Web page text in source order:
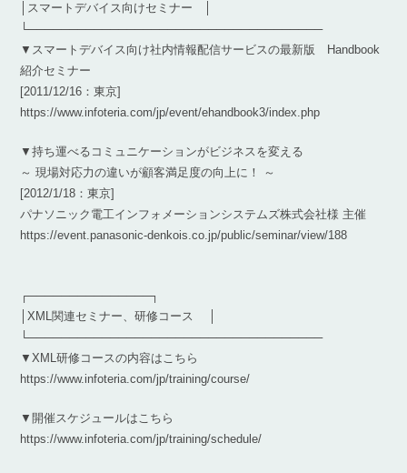
│スマートデバイス向けセミナー │
└────────────────────────────────────
▼スマートデバイス向け社内情報配信サービスの最新版 Handbook
紹介セミナー
[2011/12/16：東京]
https://www.infoteria.com/jp/event/ehandbook3/index.php
▼持ち運べるコミュニケーションがビジネスを変える
～ 現場対応力の違いが顧客満足度の向上に！ ～
[2012/1/18：東京]
パナソニック電工インフォメーションシステムズ株式会社様 主催
https://event.panasonic-denkois.co.jp/public/seminar/view/188
┌───────────────┐
│XML関連セミナー、研修コース │
└────────────────────────────────────
▼XML研修コースの内容はこちら
https://www.infoteria.com/jp/training/course/
▼開催スケジュールはこちら
https://www.infoteria.com/jp/training/schedule/